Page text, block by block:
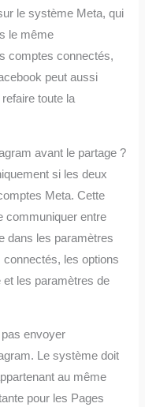
le système Meta, qui
le même
comptes connectés,
peut aussi
toute la
avant le partage ?
si les deux
Meta. Cette
communiquer entre
dans les paramètres
les options
et les paramètres de
envoyer
Le système doit
au même
pour les Pages